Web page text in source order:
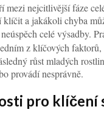
mezi nejcitlivější fáze
klíčit a jakákoli chyba
celé výsadby.
z klíčových
růst mladých
provádí nesprávně.
pro klíčení